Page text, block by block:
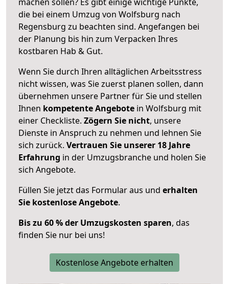
die bei einem Umzug von Wolfsburg nach
Regensburg zu beachten sind. Angefangen bei
der Planung bis hin zum Verpacken Ihres
kostbaren Hab & Gut.
Wenn Sie durch Ihren alltäglichen Arbeitsstress
nicht wissen, was Sie zuerst planen sollen, dann
übernehmen unsere Partner für Sie und stellen
Ihnen kompetente Angebote in Wolfsburg mit
einer Checkliste. Zögern Sie nicht, unsere
Dienste in Anspruch zu nehmen und lehnen Sie
sich zurück. Vertrauen Sie unserer 18 Jahre
Erfahrung in der Umzugsbranche und holen Sie
sich Angebote.
Füllen Sie jetzt das Formular aus und erhalten
Sie kostenlose Angebote.
Bis zu 60 % der Umzugskosten sparen, das
finden Sie nur bei uns!
Kostenlose Angebote erhalten